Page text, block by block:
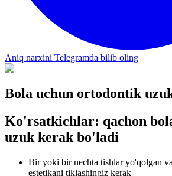
Aniq narxini Telegramda bilib oling
Bola uchun ortodontik
Ko'rsatkichlar: qachon
uzuk kerak bo'ladi
Bir yoki bir nechta tishlar yo'qolgan
estetikani tiklashingiz kerak